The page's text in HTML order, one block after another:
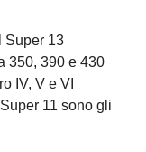
13
350, 390 e 430
IV, V e VI
11 sono gli